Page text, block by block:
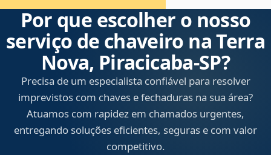
Por que escolher o nosso
serviço de chaveiro na Terra
Nova, Piracicaba‑SP?
Precisa de um especialista confiável para resolver
imprevistos com chaves e fechaduras na sua área?
Atuamos com rapidez em chamados urgentes,
entregando soluções eficientes, seguras e com valor
competitivo.